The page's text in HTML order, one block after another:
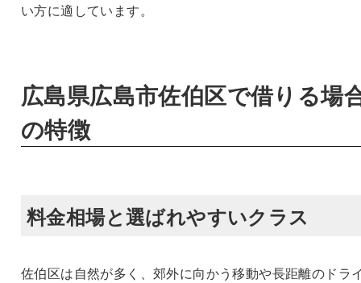
い方に適しています。
広島県広島市佐伯区で借りる場
の特徴
料金相場と選ばれやすいクラス
佐伯区は自然が多く、郊外に向かう移動や長距離のドラ